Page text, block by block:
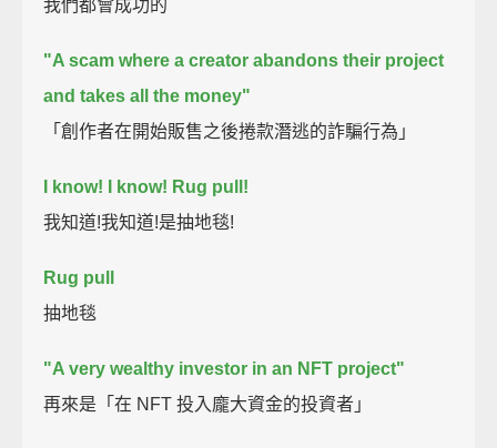
我們都會成功的
"A scam where a creator abandons their project
and takes all the money"
「創作者在開始販售之後捲款潛逃的詐騙行為」
I know! I know! Rug pull!
我知道!我知道!是抽地毯!
Rug pull
抽地毯
"A very wealthy investor in an NFT project"
再來是「在 NFT 投入龐大資金的投資者」